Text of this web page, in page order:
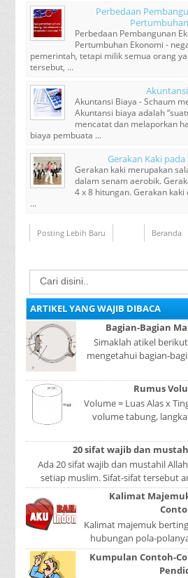
Perbedaan
Perbedaan Pembangunan
Pertumbuhan Ekonomi -
pemerintah, tetapi milik semua orang
tersebut, ...
Akuntansi Biaya - Schaum
Akuntansi biaya adalah
mencatat dan melaporkan
biaya pembuata ...
Gerakan Kaki
Gerakan kaki merupakan
dalam senam aerobik.
4 x 8 hitungan. Gerakan
...
Posting Lebih Baru Beranda
ARTIKEL YANG WAJIB DIBACA
Bagian-Bagian
Simaklah atikel
mengetahui bagian-
Rumus
Volume = Luas Alas x
volume tabung,
20 sifat wajib dan
Ada 20 sifat wajib dan mustahil
setiap muslim. Sifat-sifat tersebut
Tulisan A...
Kalimat
Kalimat majemuk
hubungan pola-
satu pola menduduki
Kumpulan Contoh-